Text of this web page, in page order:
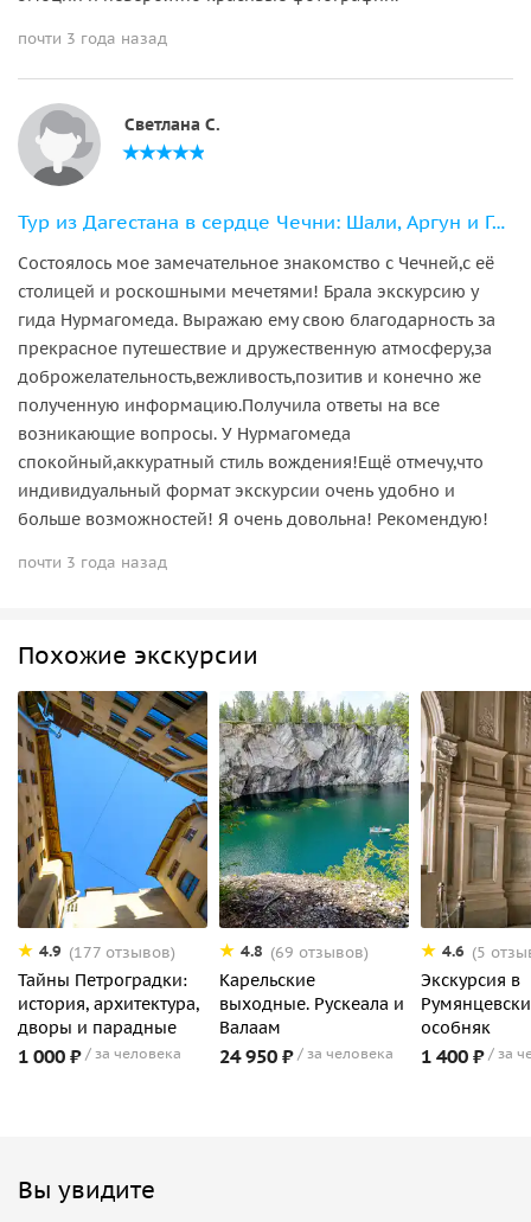
почти 3 года назад
Светлана С.
Тур из Дагестана в сердце Чечни: Шали, Аргун и Грозный
Состоялось мое замечательное знакомство с Чечней,с её
столицей и роскошными мечетями! Брала экскурсию у
гида Нурмагомеда. Выражаю ему свою благодарность за
прекрасное путешествие и дружественную атмосферу,за
доброжелательность,вежливость,позитив и конечно же
полученную информацию.Получила ответы на все
возникающие вопросы. У Нурмагомеда
спокойный,аккуратный стиль вождения!Ещё отмечу,что
индивидуальный формат экскурсии очень удобно и
больше возможностей! Я очень довольна! Рекомендую!
почти 3 года назад
Похожие экскурсии
4.9 (177 отзывов)
Тайны Петроградки:
история, архитектура,
дворы и парадные
1 000 ₽ за человека
4.8 (69 отзывов)
Карельские
выходные. Рускеала и
Валаам
24 950 ₽ за человека
4.6 (5
Экскурсия в
особняк
1 400 ₽ за
Вы увидите